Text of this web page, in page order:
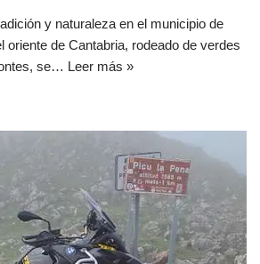
y naturaleza en el municipio de
oriente de Cantabria, rodeado de verdes
se… Leer más »